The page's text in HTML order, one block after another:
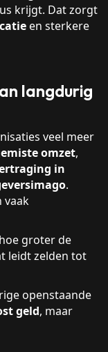
krijgt. Dat zorgt
en sterkere
langdurig
veel meer
omzet,
in
.
vaak
groter de
leidt zelden tot
openstaande
geld, maar